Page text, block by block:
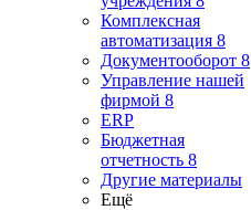
Комплексная
автоматизация 8
Документооборот 8
Управление нашей
фирмой 8
ERP
Бюджетная
отчетность 8
Другие материалы
Ещё